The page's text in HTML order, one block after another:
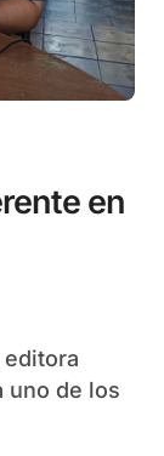
en
uno de los